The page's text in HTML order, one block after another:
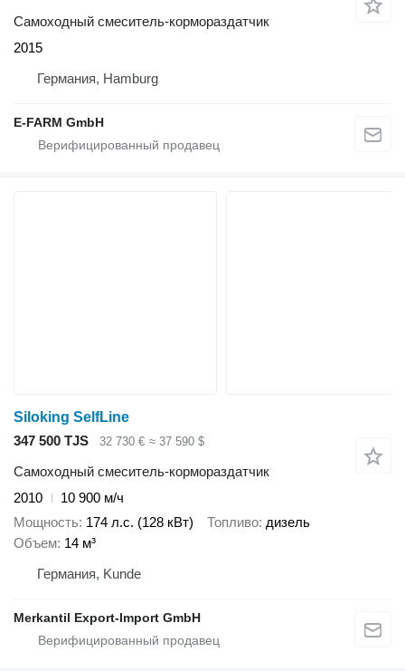
Самоходный смеситель-кормораздатчик
2015
Германия, Hamburg
E-FARM GmbH
Siloking SelfLine
347 500 TJS
32 730 € ≈ 37 590 $
Самоходный смеситель-кормораздатчик
2010
10 900 м/ч
Мощность 174 л.с. (128 кВт) Топливо дизель
Объем 14 м³
Германия, Kunde
Merkantil Export-Import GmbH